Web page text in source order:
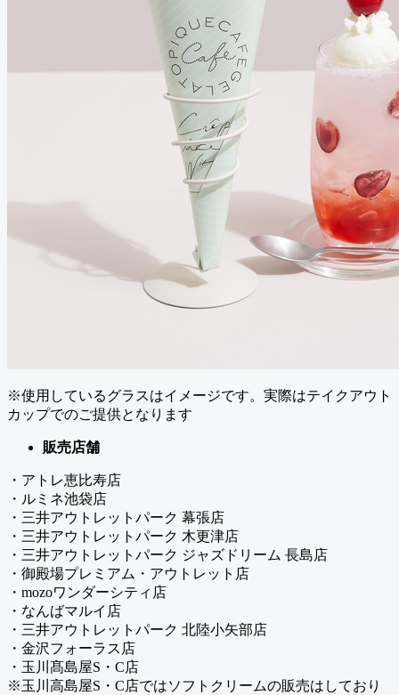
※使用しているグラスはイメージです。実際はテイクアウト
カップでのご提供となります
販売店舗
・アトレ恵比寿店
・ルミネ池袋店
・三井アウトレットパーク 幕張店
・三井アウトレットパーク 木更津店
・三井アウトレットパーク ジャズドリーム 長島店
・御殿場プレミアム・アウトレット店
・mozoワンダーシティ店
・なんばマルイ店
・三井アウトレットパーク 北陸小矢部店
・金沢フォーラス店
・玉川髙島屋S・C店
※玉川高島屋S・C店ではソフトクリームの販売はしており